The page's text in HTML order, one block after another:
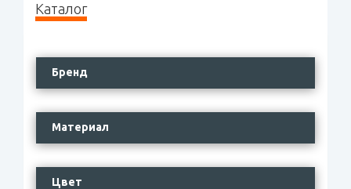
Каталог
Бренд
Материал
Цвет